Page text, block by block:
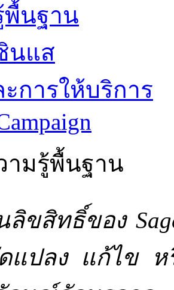
พื้นฐาน
นแส
การให้บริการ
ามรู้พื้นฐาน
ขสิทธิ์ของ
แปลง แก้ไข ห